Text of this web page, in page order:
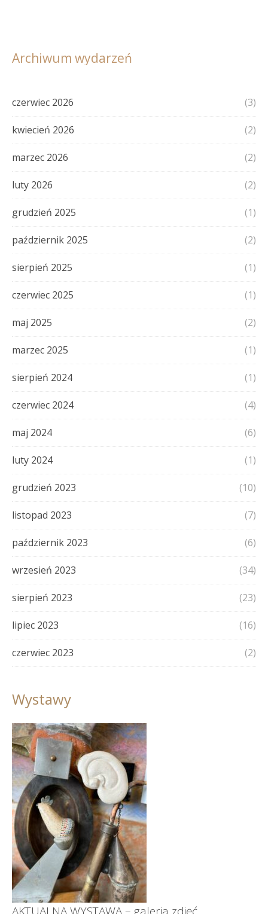
Archiwum wydarzeń
czerwiec 2026 (3)
kwiecień 2026 (2)
marzec 2026 (2)
luty 2026 (2)
grudzień 2025 (1)
październik 2025 (2)
sierpień 2025 (1)
czerwiec 2025 (1)
maj 2025 (2)
marzec 2025 (1)
sierpień 2024 (1)
czerwiec 2024 (4)
maj 2024 (6)
luty 2024 (1)
grudzień 2023 (10)
listopad 2023 (7)
październik 2023 (6)
wrzesień 2023 (34)
sierpień 2023 (23)
lipiec 2023 (16)
czerwiec 2023 (2)
Wystawy